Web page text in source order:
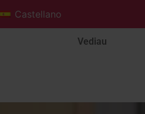
Castellano
Vediau